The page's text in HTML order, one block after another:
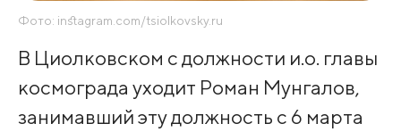
Фото: instagram.com/tsiolkovsky.ru
В Циолковском с должности и.о. главы
космограда уходит Роман Мунгалов,
занимавший эту должность с 6 марта